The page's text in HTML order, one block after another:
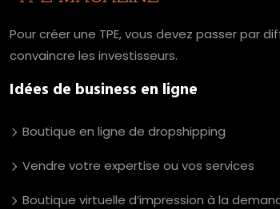
Pour créer une TPE, vous devez passer
convaincre les investisseurs.
Idées de business en ligne
Boutique en ligne de dropshipping
Vendre votre expertise ou vos services
Boutique virtuelle d’impression à la